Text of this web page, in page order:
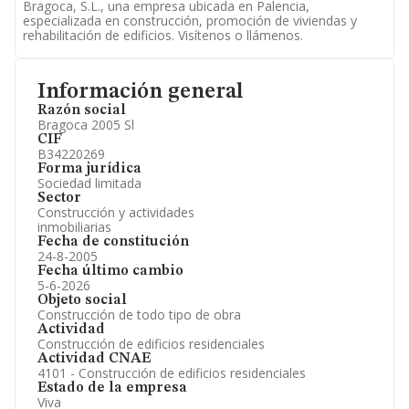
Información general
Razón social
Bragoca 2005 Sl
CIF
B34220269
Forma jurídica
Sociedad limitada
Sector
Construcción y actividades
inmobiliarias
Fecha de constitución
24-8-2005
Fecha último cambio
5-6-2026
Objeto social
Construcción de todo tipo de obra
Actividad
Construcción de edificios residenciales
Actividad CNAE
4101 - Construcción de edificios residenciales
Estado de la empresa
Viva
Bragoca, S.L., una empresa ubicada en Palencia,
especializada en construcción, promoción de viviendas y
rehabilitación de edificios. Visítenos o llámenos.